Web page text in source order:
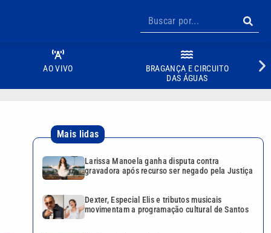
AO VIVO
BRAGANÇA E CIRCUITO
DAS ÁGUAS
Mais lidas
Larissa Manoela ganha disputa contra
gravadora após recurso ser negado pela Justiça
Dexter, Especial Elis e tributos musicais
movimentam a programação cultural de Santos